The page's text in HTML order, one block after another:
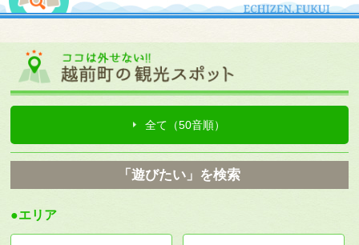
全て（50音順）
「遊びたい」を検索
●エリア